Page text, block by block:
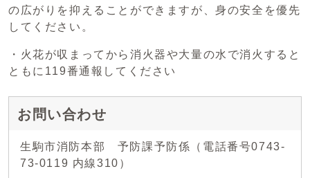
の広がりを抑えることができますが、身の安全を優先
してください。
・火花が収まってから消火器や大量の水で消火すると
ともに119番通報してください
お問い合わせ
生駒市消防本部 予防課予防係（電話番号0743-
73-0119 内線310）